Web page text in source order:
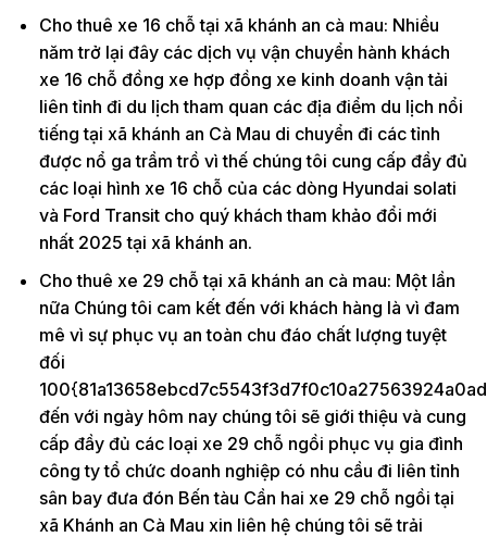
Cho thuê xe 16 chỗ tại xã khánh an cà mau: Nhiều
năm trở lại đây các dịch vụ vận chuyển hành khách
xe 16 chỗ đồng xe hợp đồng xe kinh doanh vận tải
liên tỉnh đi du lịch tham quan các địa điểm du lịch nổi
tiếng tại xã khánh an Cà Mau di chuyển đi các tỉnh
được nổ ga trầm trồ vì thế chúng tôi cung cấp đầy đủ
các loại hình xe 16 chỗ của các dòng Hyundai solati
và Ford Transit cho quý khách tham khảo đổi mới
nhất 2025 tại xã khánh an.
Cho thuê xe 29 chỗ tại xã khánh an cà mau: Một lần
nữa Chúng tôi cam kết đến với khách hàng là vì đam
mê vì sự phục vụ an toàn chu đáo chất lượng tuyệt
đối
đến với ngày hôm nay chúng tôi sẽ giới thiệu và cung
cấp đầy đủ các loại xe 29 chỗ ngồi phục vụ gia đình
công ty tổ chức doanh nghiệp có nhu cầu đi liên tỉnh
sân bay đưa đón Bến tàu Cần hai xe 29 chỗ ngồi tại
xã Khánh an Cà Mau xin liên hệ chúng tôi sẽ trải